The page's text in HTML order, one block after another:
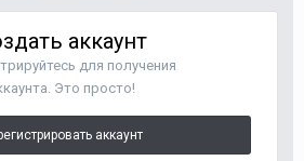
аккаунт
для получения
Это просто!
аккаунт